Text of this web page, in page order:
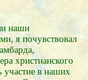
наши
я почувствовал
христианского
участие в наших